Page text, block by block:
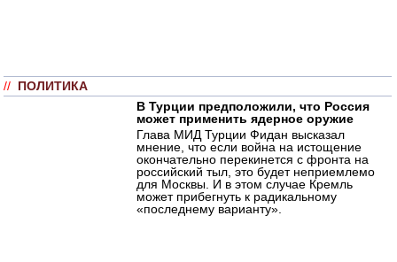
// ПОЛИТИКА
В Турции предположили, что Россия
может применить ядерное оружие
Глава МИД Турции Фидан высказал
мнение, что если война на истощение
окончательно перекинется с фронта на
российский тыл, это будет неприемлемо
для Москвы. И в этом случае Кремль
может прибегнуть к радикальному
«последнему варианту».